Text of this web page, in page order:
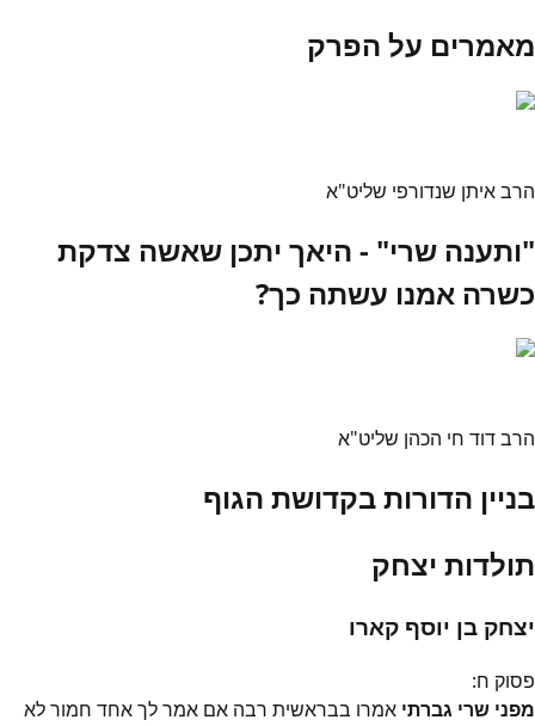
מאמרים על הפרק
הרב איתן שנדורפי שליט"א
"ותענה שרי" - היאך יתכן שאשה צדקת
כשרה אמנו עשתה כך?
הרב דוד חי הכהן שליט"א
בניין הדורות בקדושת הגוף
תולדות יצחק
יצחק בן יוסף קארו
פסוק ח:
מפני שרי גברתי אמרו בבראשית רבה אם אמר לך אחד חמור לא